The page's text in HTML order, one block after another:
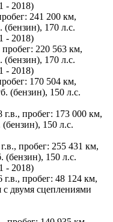
- 2018)
241 200 км,
170 л.с.
- 2018)
220 563 км,
170 л.с.
- 2018)
170 504 км,
(бензин), 150 л.с.
пробег: 173 000 км,
150 л.с.
пробег: 255 431 км,
150 л.с.
- 2018)
пробег: 48 124 км,
двумя сцеплениями